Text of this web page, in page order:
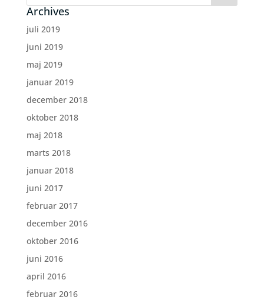
Archives
juli 2019
juni 2019
maj 2019
januar 2019
december 2018
oktober 2018
maj 2018
marts 2018
januar 2018
juni 2017
februar 2017
december 2016
oktober 2016
juni 2016
april 2016
februar 2016